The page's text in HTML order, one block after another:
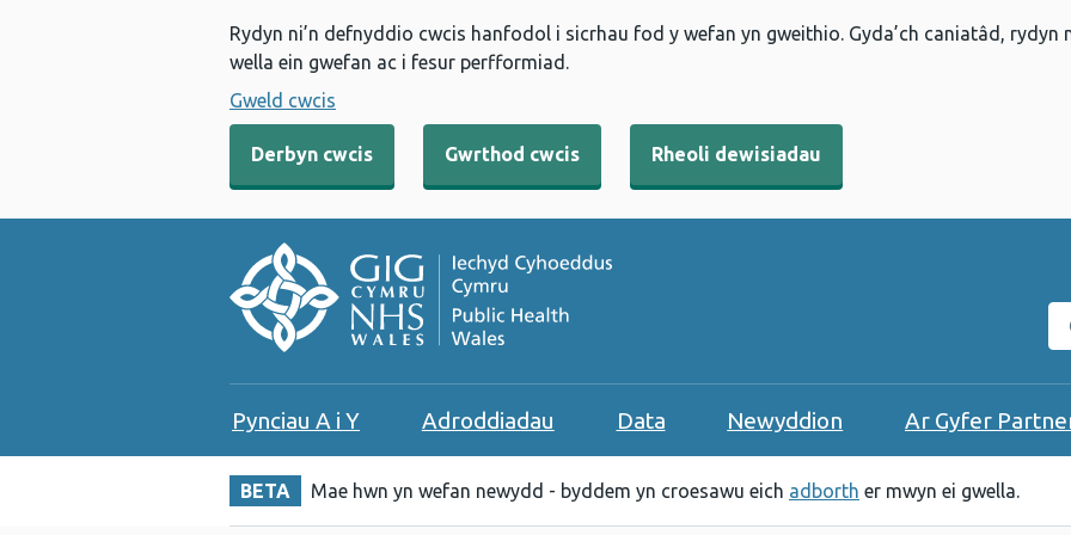
Rydyn ni’n defnyddio cwcis hanfodol i sicrhau fod y wefan yn gweithio. Gyda’ch caniatâd,
wella ein gwefan ac i fesur perfformiad.
Gweld cwcis
Derbyn cwcis Gwrthod cwcis Rheoli dewisiadau
Pynciau A i Y Adroddiadau Data Newyddion Ar Gyfer
BETA Mae hwn yn wefan newydd - byddem yn croesawu eich adborth er mwyn ei gwella.